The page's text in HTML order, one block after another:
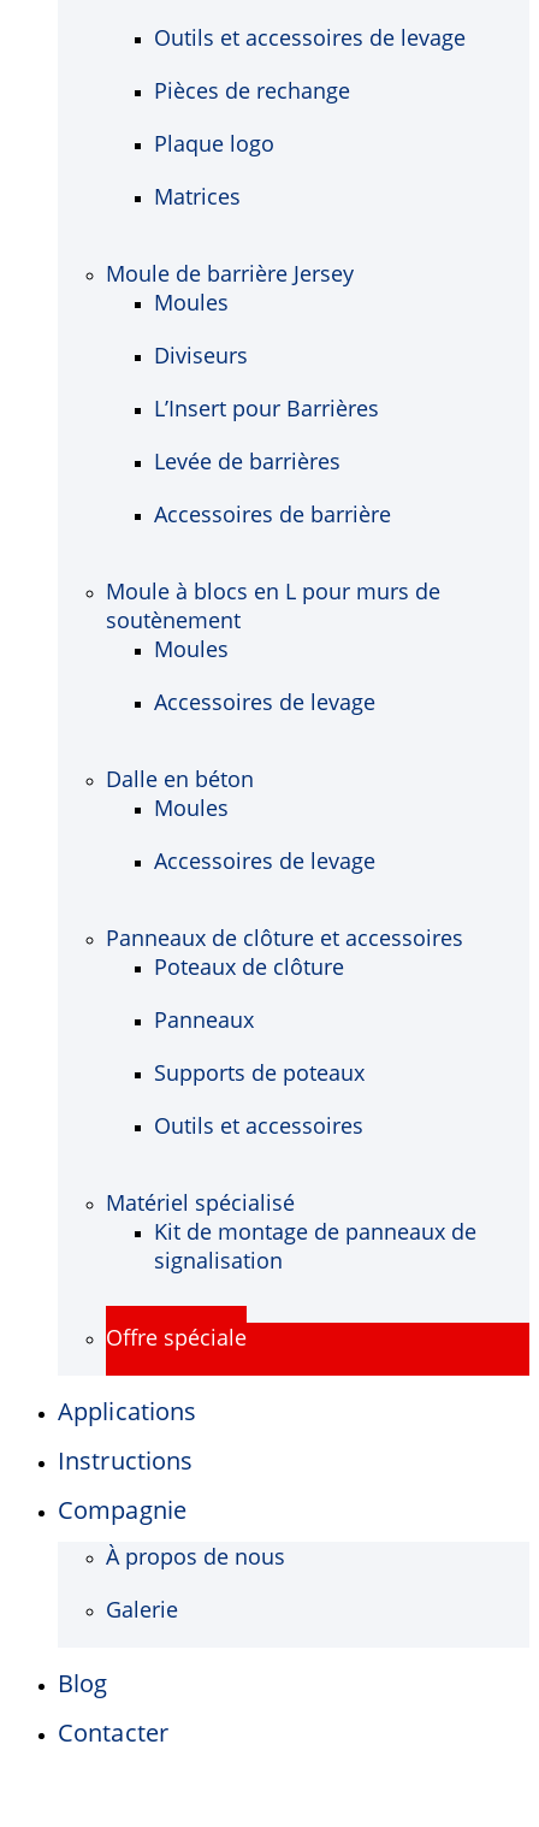
Outils et accessoires de levage
Pièces de rechange
Plaque logo
Matrices
Moule de barrière Jersey
Moules
Diviseurs
L’Insert pour Barrières
Levée de barrières
Accessoires de barrière
Moule à blocs en L pour murs de
soutènement
Moules
Accessoires de levage
Dalle en béton
Moules
Accessoires de levage
Panneaux de clôture et accessoires
Poteaux de clôture
Panneaux
Supports de poteaux
Outils et accessoires
Matériel spécialisé
Kit de montage de panneaux de
signalisation
Offre spéciale
Applications
Instructions
Compagnie
À propos de nous
Galerie
Blog
Contacter